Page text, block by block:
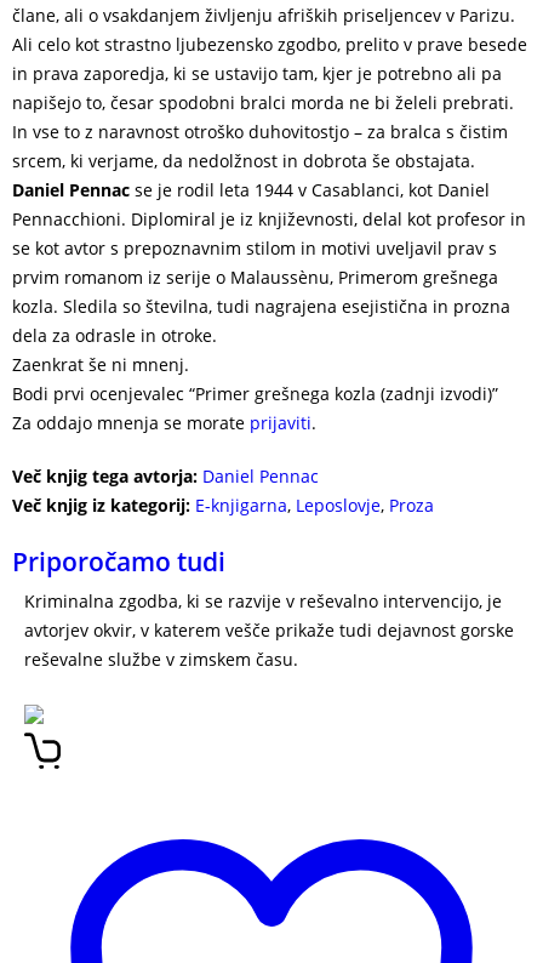
člane, ali o vsakdanjem življenju afriških priseljencev v Parizu.
Ali celo kot strastno ljubezensko zgodbo, prelito v prave besede
in prava zaporedja, ki se ustavijo tam, kjer je potrebno ali pa
napišejo to, česar spodobni bralci morda ne bi želeli prebrati.
In vse to z naravnost otroško duhovitostjo – za bralca s čistim
srcem, ki verjame, da nedolžnost in dobrota še obstajata.
Daniel Pennac se je rodil leta 1944 v Casablanci, kot Daniel
Pennacchioni. Diplomiral je iz književnosti, delal kot profesor in
se kot avtor s prepoznavnim stilom in motivi uveljavil prav s
prvim romanom iz serije o Malaussènu, Primerom grešnega
kozla. Sledila so številna, tudi nagrajena esejistična in prozna
dela za odrasle in otroke.
Zaenkrat še ni mnenj.
Bodi prvi ocenjevalec “Primer grešnega kozla (zadnji izvodi)”
Za oddajo mnenja se morate prijaviti.
Več knjig tega avtorja: Daniel Pennac
Več knjig iz kategorij: E-knjigarna, Leposlovje, Proza
Priporočamo tudi
Kriminalna zgodba, ki se razvije v reševalno intervencijo, je
avtorjev okvir, v katerem vešče prikaže tudi dejavnost gorske
reševalne službe v zimskem času.